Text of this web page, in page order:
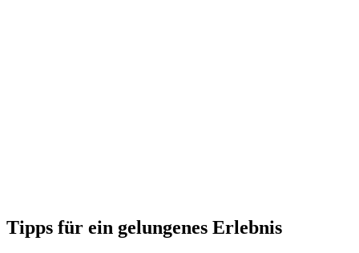
Tipps für ein gelungenes Erlebnis